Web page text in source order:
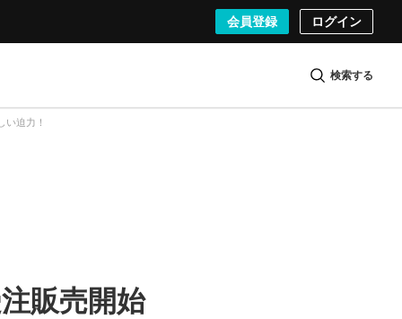
会員登録 ログイン
検索する
迫力！
販売開始